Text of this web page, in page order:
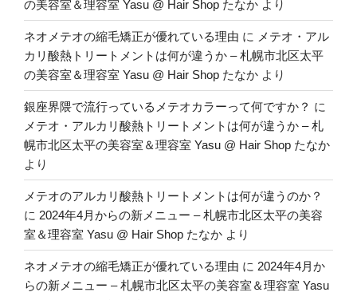
の美容室＆理容室 Yasu @ Hair Shop たなか より
ネオメテオの縮毛矯正が優れている理由 に メテオ・アル
カリ酸熱トリートメントは何が違うか – 札幌市北区太平
の美容室＆理容室 Yasu @ Hair Shop たなか より
銀座界隈で流行っているメテオカラーって何ですか？ に
メテオ・アルカリ酸熱トリートメントは何が違うか – 札
幌市北区太平の美容室＆理容室 Yasu @ Hair Shop たなか
より
メテオのアルカリ酸熱トリートメントは何が違うのか？
に 2024年4月からの新メニュー – 札幌市北区太平の美容
室＆理容室 Yasu @ Hair Shop たなか より
ネオメテオの縮毛矯正が優れている理由 に 2024年4月か
らの新メニュー – 札幌市北区太平の美容室＆理容室 Yasu